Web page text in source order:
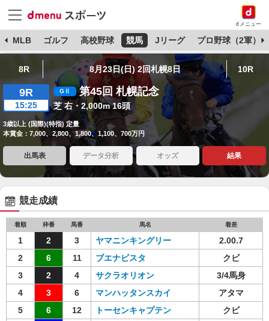
dメニュー
MLB ゴルフ 高校野球 競馬 Jリーグ プロ野球（2軍）
8R 8月23日(日) 2回札幌8日 10R
9R
15:25
第45回 札幌記念
芝 右・2,000m 16頭
3歳以上 (国際)(特指) 定量
本賞金：7,000、2,800、1,800、1,100、700万円
出馬表 データ分析 オッズ 結果
競走成績
着順 枠番 馬番 馬名 着差
1 2 3 ヤマニンキングリー
2.00.7
2
6 11 ブエナビスタ
クビ
3
2 4 サクラオリオン
3/4馬身
4
3 6 マンハッタンスカイ
アタマ
5
6 12 トーセンキャプテン
クビ